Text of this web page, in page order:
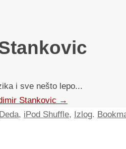
i sve nešto lepo...
Stankovic →
Deda, iPod Shuffle, Izlog.